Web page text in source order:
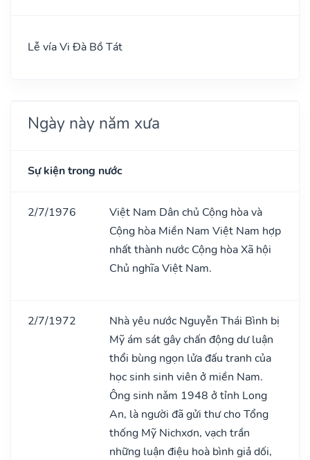
Lễ vía Vi Đà Bồ Tát
Ngày này năm xưa
Sự kiện trong nước
2/7/1976
Việt Nam Dân chủ Cộng hòa và
Cộng hòa Miền Nam Việt Nam hợp
nhất thành nước Cộng hòa Xã hội
Chủ nghĩa Việt Nam.
2/7/1972
Nhà yêu nước Nguyễn Thái Bình bị
Mỹ ám sát gây chấn động dư luận
thổi bùng ngọn lửa đấu tranh của
học sinh sinh viên ở miền Nam.
Ông sinh nǎm 1948 ở tỉnh Long
An, là người đã gửi thư cho Tổng
thống Mỹ Nichxơn, vạch trần
những luận điệu hoà bình giả dối,